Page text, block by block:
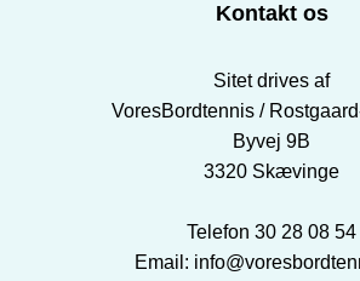
Kontakt os
Sitet drives af
VoresBordtennis /
Byvej 9B
3320 Skævinge
Telefon 30 28 08 54
Email: